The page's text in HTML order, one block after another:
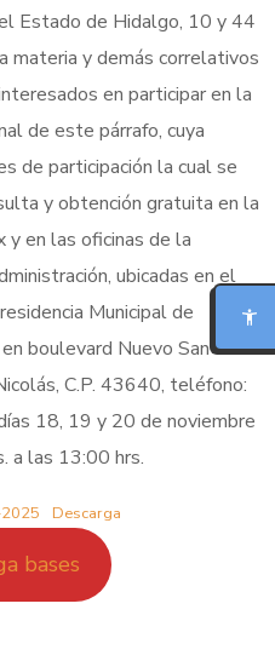
Estado de Hidalgo, 10 y 44
materia y demás correlativos
en participar en la
de este párrafo, cuya
de participación la cual se
y obtención gratuita en la
y en las oficinas de la
ubicadas en el
Municipal de
boulevard Nuevo San
C.P. 43640, teléfono:
18, 19 y 20 de noviembre
a las 13:00 hrs.
Descarga
bases
FOCO
READING
DE LECTURA
ESTA PÁGINA